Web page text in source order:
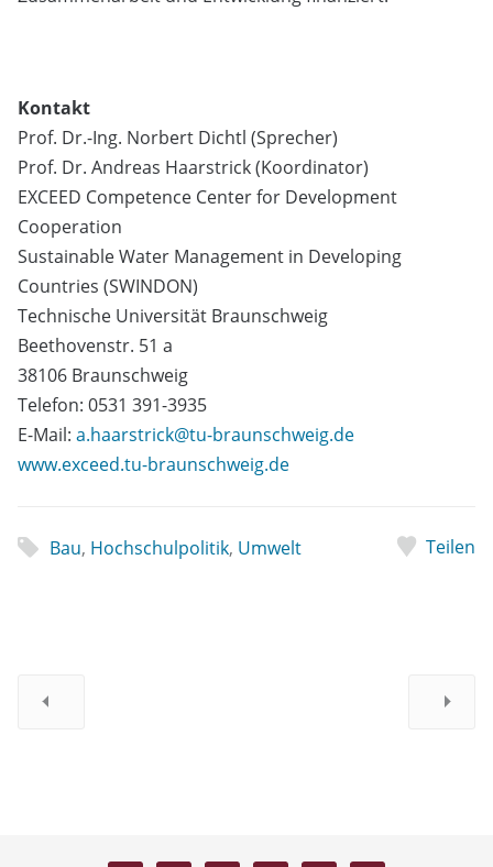
Kontakt
Prof. Dr.-Ing. Norbert Dichtl (Sprecher)
Prof. Dr. Andreas Haarstrick (Koordinator)
EXCEED Competence Center for Development
Cooperation
Sustainable Water Management in Developing
Countries (SWINDON)
Technische Universität Braunschweig
Beethovenstr. 51 a
38106 Braunschweig
Telefon: 0531 391-3935
E-Mail: a.haarstrick@tu-braunschweig.de
www.exceed.tu-braunschweig.de
Bau, Hochschulpolitik, Umwelt Teilen